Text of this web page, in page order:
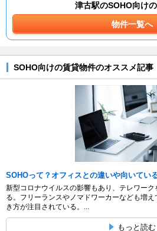
津古駅のSOHO向け
物件一覧へ
SOHO向けの賃貸物件のオススメ記事
SOHOって？オフィスとの違いや向いてい
新型コロナウイルスの影響もあり、テレワー
る。フリーランスやノマドワーカーなども増
き方が注目されている。...
もっと読む